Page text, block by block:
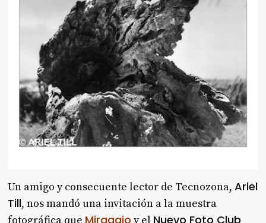
Un amigo y consecuente lector de Tecnozona,Ariel
Till, nos mandó una invitación a la muestra
Miraggio
Nuevo Foto Club